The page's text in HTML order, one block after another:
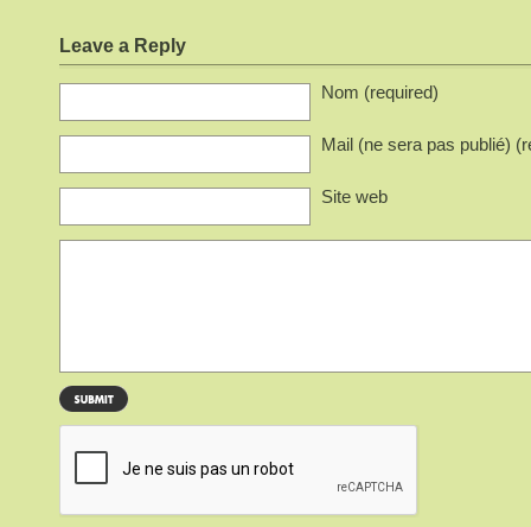
Leave a Reply
Nom (required)
Mail (ne sera pas publié)
Site web